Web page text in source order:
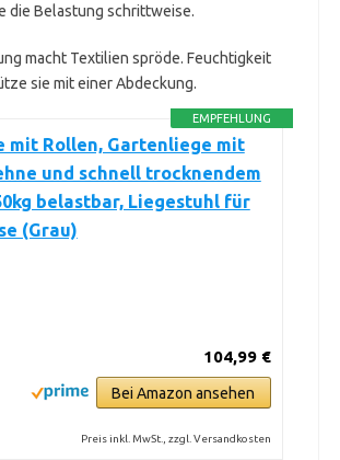
die Belastung schrittweise.
macht Textilien spröde. Feuchtigkeit
sie mit einer Abdeckung.
EMPFEHLUNG
mit Rollen, Gartenliege mit
und schnell trocknendem
belastbar, Liegestuhl für
(Grau)
104,99 €
Bei Amazon ansehen
Preis inkl. MwSt., zzgl. Versandkosten